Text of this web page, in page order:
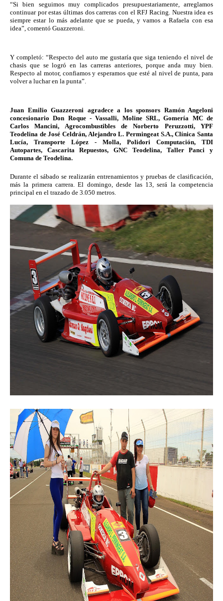
“Si bien seguimos muy complicados presupuestariamente, arreglamos
continuar por estas últimas dos carreras con el RFJ Racing. Nuestra idea es
siempre estar lo más adelante que se pueda, y vamos a Rafaela con esa
idea”, comentó Guazzeroni.
Y completó: “Respecto del auto me gustaría que siga teniendo el nivel de
chasis que se logró en las carreras anteriores, porque anda muy bien.
Respecto al motor, confiamos y esperamos que esté al nivel de punta, para
volver a luchar en la punta”.
Juan Emilio Guazzeroni agradece a los sponsors Ramón Angeloni
concesionario Don Roque - Vassalli, Moline SRL, Gomería MC de
Carlos Mancini, Agrocombustibles de Norberto Peruzzotti, YPF
Teodelina de José Celdrán, Alejandro L. Permingeat S.A., Clínica Santa
Lucía, Transporte López - Molla, Polidori Computación, TDI
Autopartes, Cascarita Repuestos, GNC Teodelina, Taller Panci y
Comuna de Teodelina.
Durante el sábado se realizarán entrenamientos y pruebas de clasificación,
más la primera carrera. El domingo, desde las 13, será la competencia
principal en el trazado de 3.050 metros.